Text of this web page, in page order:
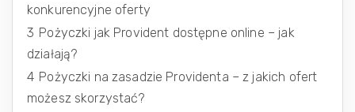
konkurencyjne oferty
3 Pożyczki jak Provident dostępne online – jak
działają?
4 Pożyczki na zasadzie Providenta – z jakich ofert
możesz skorzystać?